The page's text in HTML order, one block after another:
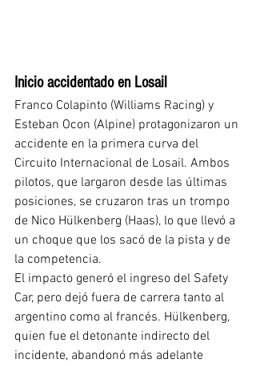
Inicio accidentado en Losail
Franco Colapinto (Williams Racing) y
Esteban Ocon (Alpine) protagonizaron un
accidente en la primera curva del
Circuito Internacional de Losail. Ambos
pilotos, que largaron desde las últimas
posiciones, se cruzaron tras un trompo
de Nico Hülkenberg (Haas), lo que llevó a
un choque que los sacó de la pista y de
la competencia.
El impacto generó el ingreso del Safety
Car, pero dejó fuera de carrera tanto al
argentino como al francés. Hülkenberg,
quien fue el detonante indirecto del
incidente, abandonó más adelante